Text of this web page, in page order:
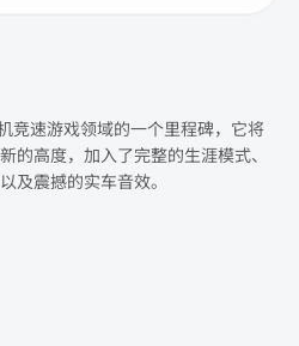
竞速游戏领域的一个里程碑，它将
的高度，加入了完整的生涯模式、
及震撼的实车音效。